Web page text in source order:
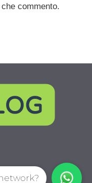
commento.